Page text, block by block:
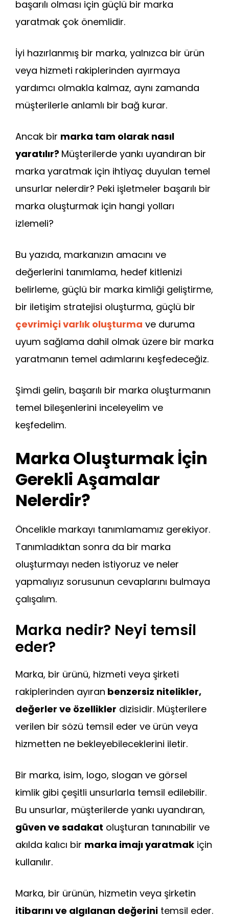
b
o
k
A
p
dI
n
a
m
st t
başarılı olması için güçlü bir marka
yaratmak çok önemlidir.
İyi hazırlanmış bir marka, yalnızca bir ürün
veya hizmeti rakiplerinden ayırmaya
yardımcı olmakla kalmaz, aynı zamanda
müşterilerle anlamlı bir bağ kurar.
Ancak bir marka tam olarak nasıl
yaratılır? Müşterilerde yankı uyandıran bir
marka yaratmak için ihtiyaç duyulan temel
unsurlar nelerdir? Peki işletmeler başarılı bir
marka oluşturmak için hangi yolları
izlemeli?
Bu yazıda, markanızın amacını ve
değerlerini tanımlama, hedef kitlenizi
belirleme, güçlü bir marka kimliği geliştirme,
bir iletişim stratejisi oluşturma, güçlü bir
çevrimiçi varlık oluşturma ve duruma
uyum sağlama dahil olmak üzere bir marka
yaratmanın temel adımlarını keşfedeceğiz.
Şimdi gelin, başarılı bir marka oluşturmanın
temel bileşenlerini inceleyelim ve
keşfedelim.
Marka Oluşturmak İçin
Gerekli Aşamalar
Nelerdir?
Öncelikle markayı tanımlamamız gerekiyor.
Tanımladıktan sonra da bir marka
oluşturmayı neden istiyoruz ve neler
yapmalıyız sorusunun cevaplarını bulmaya
çalışalım.
Marka nedir? Neyi temsil
eder?
Marka, bir ürünü, hizmeti veya şirketi
rakiplerinden ayıran benzersiz nitelikler,
değerler ve özellikler dizisidir. Müşterilere
verilen bir sözü temsil eder ve ürün veya
hizmetten ne bekleyebileceklerini iletir.
Bir marka, isim, logo, slogan ve görsel
kimlik gibi çeşitli unsurlarla temsil edilebilir.
Bu unsurlar, müşterilerde yankı uyandıran,
güven ve sadakat oluşturan tanınabilir ve
akılda kalıcı bir marka imajı yaratmak için
kullanılır.
Marka, bir ürünün, hizmetin veya şirketin
itibarını ve algılanan değerini temsil eder.